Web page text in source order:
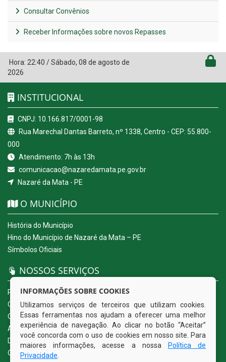
Consultar Convênios
Receber Informações sobre novos Repasses
Hora: 22:40 /Sábado, 08 de agosto de
2026
INSTITUCIONAL
CNPJ: 10.166.817/0001-98
Rua Marechal Dantas Barreto, nº 1338, Centro - CEP: 55.800-
000
Atendimento: 7h às 13h
comunicacao@nazaredamata.pe.gov.br
Nazaré da Mata - PE
O MUNICÍPIO
História do Município
Hino do Município de Nazaré da Mata – PE
Símbolos Oficiais
NOSSOS SERVIÇOS
Portal da Transparência
Carta de Serviços ao Usuário
Ouvidoria Eletrônica
Acesso a Informação (eSIC)
Diário Oficial
Quadro de Avisos
INFORMAÇÕES SOBRE COOKIES
Utilizamos serviços de terceiros que utilizam cookies.
Essas ferramentas nos ajudam a oferecer uma melhor
experiência de navegação. Ao clicar no botão “Aceitar”
você concorda com o uso de cookies em nosso site. Para
maiores informações, acesse a nossa
Política de
Privacidade